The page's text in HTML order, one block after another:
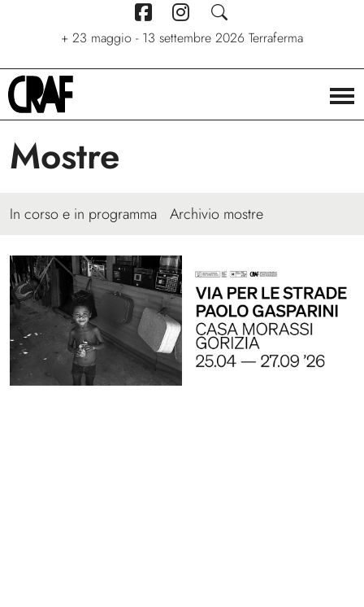
7 giugno - 6 settembre 2026 Stelle. Ritratti nel cinema di
+ 23 maggio - 13 settembre 2026 Terraferma
+ 24/04/2026 - 27/09/2026 Via per le strade
Mostre
In corso e in programma Archivio mostre